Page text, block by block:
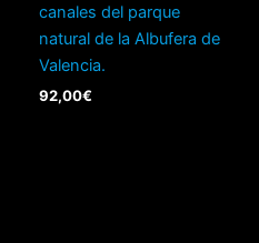
canales del parque
natural de la Albufera de
Valencia.
92,00€